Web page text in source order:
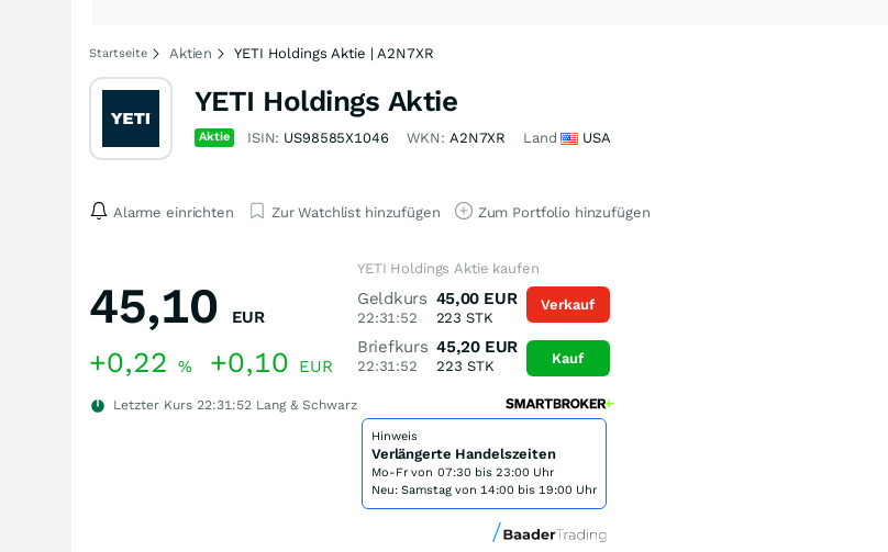
Startseite Aktien YETI Holdings Aktie | A2N7XR
YETI Holdings Aktie
Aktie ISIN: US98585X1046 WKN: A2N7XR Land USA
Alarme einrichten Zur Watchlist hinzufügen Zum Portfolio hinzufügen
45,10 EUR
+0,22 % +0,10 EUR
Letzter Kurs 22:31:52 Lang & Schwarz
YETI Holdings Aktie kaufen
Geldkurs
22:31:52
45,00 EUR
223 STK
Briefkurs
22:31:52
45,20 EUR
223 STK
Verkauf
Kauf
Hinweis
Verlängerte Handelszeiten
Mo-Fr von 07:30 bis 23:00 Uhr
Neu: Samstag von 14:00 bis 19:00 Uhr